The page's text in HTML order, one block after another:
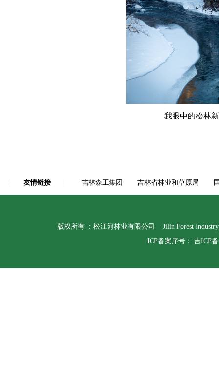
我眼中的松林
友情链接 吉林森工集团 吉林省林业和草原局
版权所有 ：松江河林业有限公司 Jilin Forest
ICP备案序号： 吉ICP